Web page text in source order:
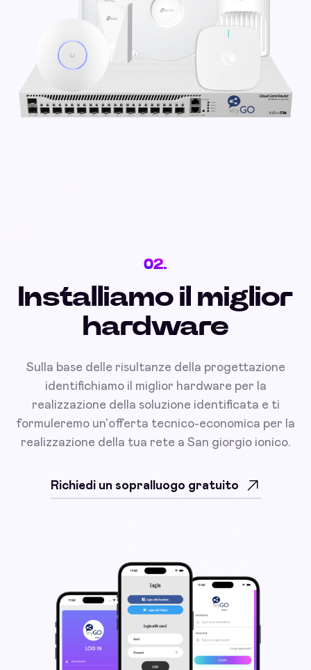
02.
Installiamo il miglior
hardware
Sulla base delle risultanze della progettazione
identifichiamo il miglior hardware per la
realizzazione della soluzione identificata e ti
formuleremo un'offerta tecnico-economica per la
realizzazione della tua rete a San giorgio ionico.
Richiedi un sopralluogo gratuito